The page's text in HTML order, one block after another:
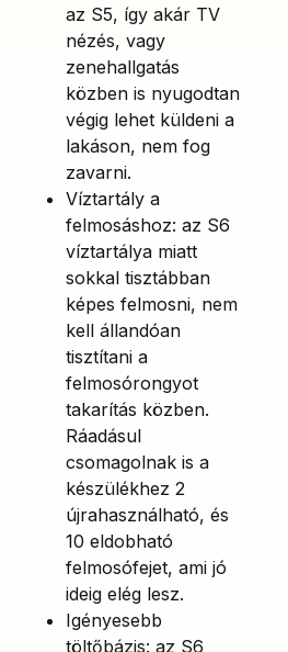
az S5, így akár TV
nézés, vagy
zenehallgatás
közben is nyugodtan
végig lehet küldeni a
lakáson, nem fog
zavarni.
Víztartály a
felmosáshoz: az S6
víztartálya miatt
sokkal tisztábban
képes felmosni, nem
kell állandóan
tisztítani a
felmosórongyot
takarítás közben.
Ráadásul
csomagolnak is a
készülékhez 2
újrahasználható, és
10 eldobható
felmosófejet, ami jó
ideig elég lesz.
Igényesebb
töltőbázis: az S6